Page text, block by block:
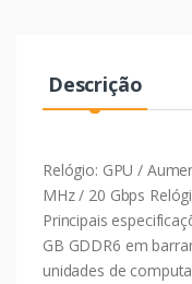
Descrição
Relógio: GPU /
MHz / 20 Gbps
Principais
GB GDDR6 em
unidades de